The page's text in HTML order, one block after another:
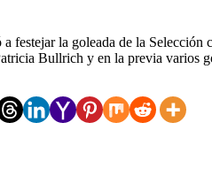
a festejar la goleada de la
Bullrich y en la previa varios